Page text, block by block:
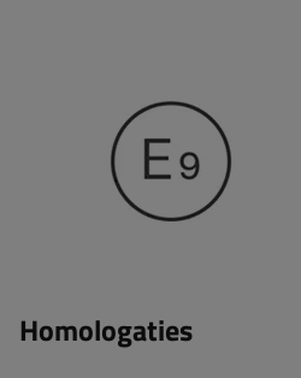
Homologaties